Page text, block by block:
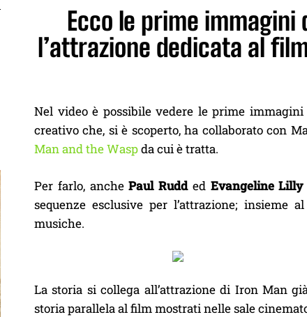
Ecco le prime immagini
l’attrazione dedicata al
Nel video è possibile vedere le prime
creativo che, si è scoperto, ha collaborato con
Man and the Waspda cui è tratta.
Per farlo, anchePaul Rudded Evangeline
sequenze esclusive per l’attrazione; insieme
musiche.
La storia si collega all’attrazione di Iron Man
storia parallela al film mostrati nelle sale